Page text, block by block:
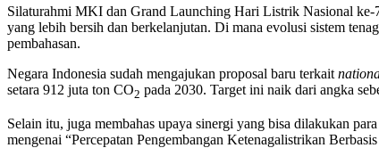
Silaturahmi MKI dan Grand Launching Hari Listrik Nasional ke-
yang lebih bersih dan berkelanjutan. Di mana evolusi sistem
pembahasan.
Negara Indonesia sudah mengajukan proposal baru terkait
setara 912 juta ton CO2 pada 2030. Target ini naik dari angka
Selain itu, juga membahas upaya sinergi yang bisa dilakukan
mengenai “Percepatan Pengembangan Ketenagalistrikan